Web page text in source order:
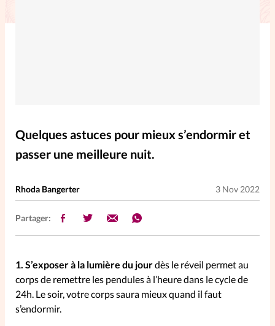
Entre4yeux
L'anecdote
La Bible au féminin
Lifestyle
Littérature
PersonnElles
RelationnElles
Quelques astuces pour mieux s’endormir et
passer une meilleure nuit.
Rhoda Bangerter 3 Nov 2022
Partager:
1. S’exposer à la lumière du jourdès le réveil permet au
corps de remettre les pendules à l’heure dans le cycle de
24h. Le soir, votre corps saura mieux quand il faut
s’endormir.